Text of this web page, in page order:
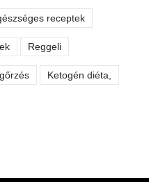
receptek
Reggeli
Ketogén diéta,